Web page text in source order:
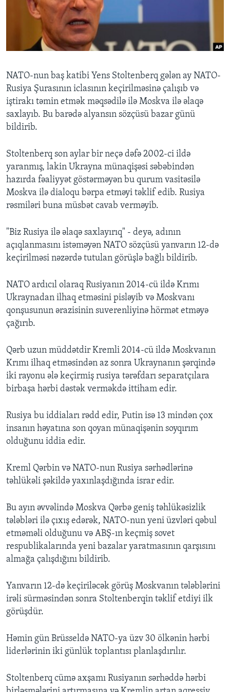
Dillər
NATO-nun baş katibi Yens Stoltenberq gələn ay NATO-
Rusiya Şurasının iclasının keçirilməsinə çalışıb və
iştirakı təmin etmək məqsədilə ilə Moskva ilə əlaqə
saxlayıb. Bu barədə alyansın sözçüsü bazar günü
bildirib.
Stoltenberq son aylar bir neçə dəfə 2002-ci ildə
yaranmış, lakin Ukrayna münaqişəsi səbəbindən
hazırda fəaliyyət göstərməyən bu qurum vasitəsilə
Moskva ilə dialoqu bərpa etməyi təklif edib. Rusiya
rəsmiləri buna müsbət cavab verməyib.
"Biz Rusiya ilə əlaqə saxlayırıq" - deyə, adının
açıqlanmasını istəməyən NATO sözçüsü yanvarın 12-də
keçirilməsi nəzərdə tutulan görüşlə bağlı bildirib.
NATO ardıcıl olaraq Rusiyanın 2014-cü ildə Krımı
Ukraynadan ilhaq etməsini pisləyib və Moskvanı
qonşusunun ərazisinin suverenliyinə hörmət etməyə
çağırıb.
Qərb uzun müddətdir Kremli 2014-cü ildə Moskvanın
Krımı ilhaq etməsindən az sonra Ukraynanın şərqində
iki rayonu ələ keçirmiş rusiya tərəfdarı separatçılara
birbaşa hərbi dəstək verməkdə ittiham edir.
Rusiya bu iddiaları rədd edir, Putin isə 13 mindən çox
insanın həyatına son qoyan münaqişənin soyqırım
olduğunu iddia edir.
Kreml Qərbin və NATO-nun Rusiya sərhədlərinə
təhlükəli şəkildə yaxınlaşdığında israr edir.
Bu ayın əvvəlində Moskva Qərbə geniş təhlükəsizlik
tələbləri ilə çıxış edərək, NATO-nun yeni üzvləri qəbul
etməməli olduğunu və ABŞ-ın keçmiş sovet
respublikalarında yeni bazalar yaratmasının qarşısını
almağa çalışdığını bildirib.
Yanvarın 12-də keçiriləcək görüş Moskvanın tələblərini
irəli sürməsindən sonra Stoltenberqin təklif etdiyi ilk
görüşdür.
Həmin gün Brüsseldə NATO-ya üzv 30 ölkənin hərbi
liderlərinin iki günlük toplantısı planlaşdırılır.
Stoltenberq cümə axşamı Rusiyanın sərhəddə hərbi